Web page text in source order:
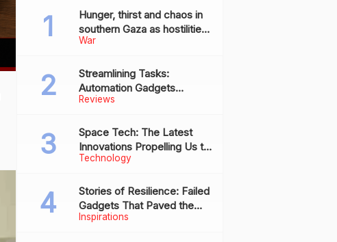
War
Hunger, thirst and chaos in
southern Gaza as hostilities
drive humanitarian aid to the
Reviews
Streamlining Tasks:
Automation Gadgets
Revolutionizing Everyday
Technology
Space Tech: The Latest
Innovations Propelling Us to
New Frontiers
Inspirations
Stories of Resilience: Failed
Gadgets That Paved the
Way for Future Successes